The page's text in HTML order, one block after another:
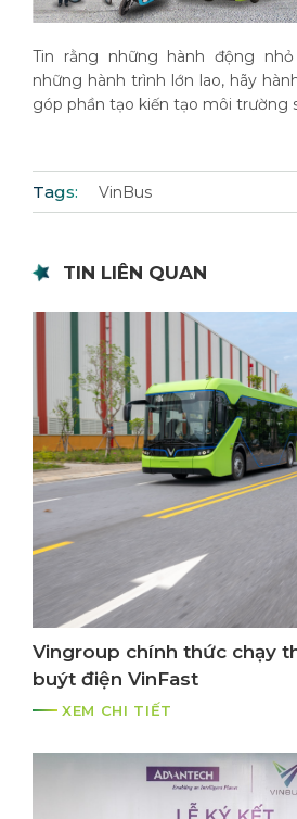
Tin rằng những hành động
những hành trình lớn lao, hãy
góp phần tạo kiến tạo môi trường
Tags: VinBus
TIN LIÊN QUAN
Vingroup chính thức chạy
buýt điện VinFast
XEM CHI TIẾT